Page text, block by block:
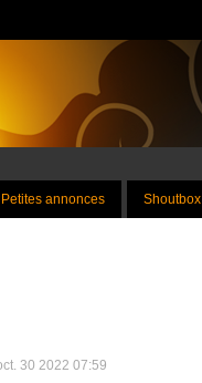
Petites annonces Shoutbox
30 2022 07:59